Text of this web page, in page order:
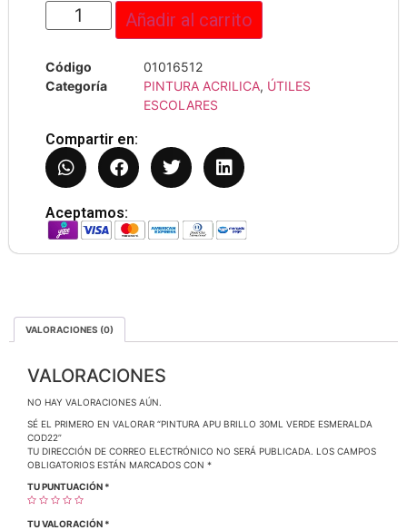
Añadir al carrito
Código
01016512
Categoría
PINTURA ACRILICA, ÚTILES
ESCOLARES
Compartir en:
Aceptamos:
VALORACIONES (0)
VALORACIONES
NO HAY VALORACIONES AÚN.
SÉ EL PRIMERO EN VALORAR “PINTURA APU BRILLO 30ML VERDE ESMERALDA
COD22”
TU DIRECCIÓN DE CORREO ELECTRÓNICO NO SERÁ PUBLICADA.
LOS CAMPOS
OBLIGATORIOS ESTÁN MARCADOS CON *
TU PUNTUACIÓN *
TU VALORACIÓN *